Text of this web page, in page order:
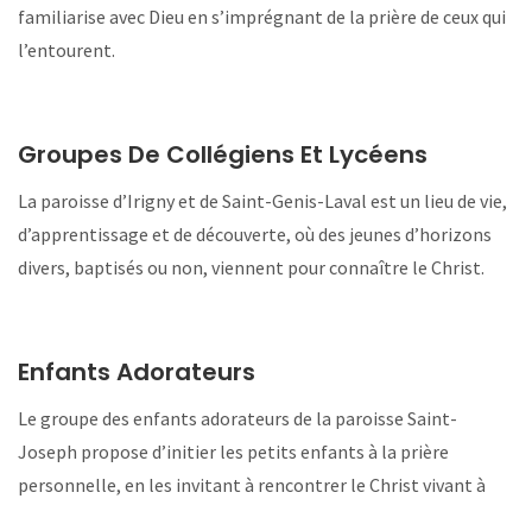
familiarise avec Dieu en s’imprégnant de la prière de ceux qui
l’entourent.
Groupes De Collégiens Et Lycéens
La paroisse d’Irigny et de Saint-Genis-Laval est un lieu de vie,
d’apprentissage et de découverte, où des jeunes d’horizons
divers, baptisés ou non, viennent pour connaître le Christ.
Enfants Adorateurs
Le groupe des enfants adorateurs de la paroisse Saint-
Joseph propose d’initier les petits enfants à la prière
personnelle, en les invitant à rencontrer le Christ vivant à